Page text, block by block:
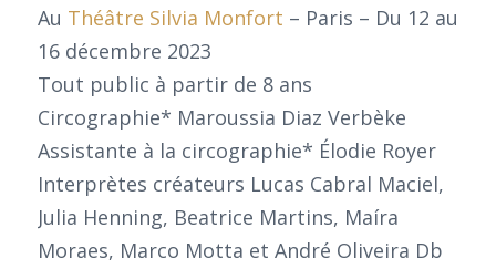
Au Théâtre Silvia Monfort – Paris – Du 12 au
16 décembre 2023
Tout public à partir de 8 ans
Circographie* Maroussia Diaz Verbèke
Assistante à la circographie* Élodie Royer
Interprètes créateurs Lucas Cabral Maciel,
Julia Henning, Beatrice Martins, Maíra
Moraes, Marco Motta et André Oliveira Db